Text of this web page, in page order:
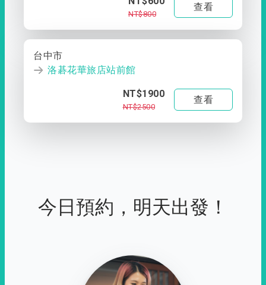
NT$800
查看
台中市
洛碁花華旅店站前館
NT$1900
NT$2500
查看
今日預約，明天出發！